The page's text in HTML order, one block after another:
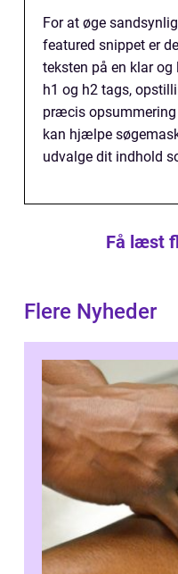
For at øge
featured snippet er
teksten på en klar
h1 og h2 tags,
præcis
kan hjælpe
udvalge dit indhold
Få læst
Flere Nyheder